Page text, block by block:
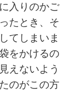
入りのかご
たとき、そ
てしまいま
をかけるの
えないよう
のがこの方